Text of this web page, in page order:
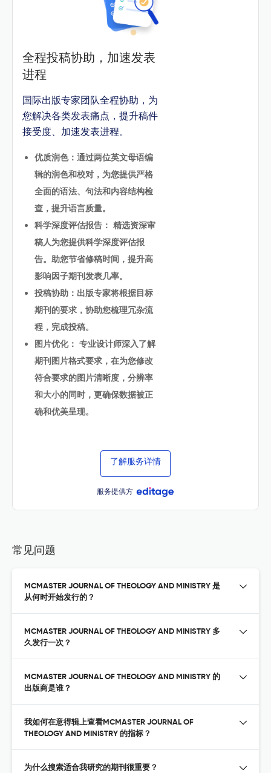
全程投稿协助，加速发表
进程
国际出版专家团队全程协助，为
您解决各类发表痛点，提升稿件
接受度、加速发表进程。
优质润色：通过两位英文母语编
辑的润色和校对，为您提供严格
全面的语法、句法和内容结构检
查，提升语言质量。
科学深度评估报告： 精选资深审
稿人为您提供科学深度评估报
告。助您节省修稿时间，提升高
影响因子期刊发表几率。
投稿协助：出版专家将根据目标
期刊的要求，协助您梳理冗杂流
程，完成投稿。
图片优化： 专业设计师深入了解
期刊图片格式要求，在为您修改
符合要求的图片清晰度，分辨率
和大小的同时，更确保数据被正
确和优美呈现。
了解服务详情
服务提供方
常见问题
MCMASTER JOURNAL OF THEOLOGY AND MINISTRY 是
从何时开始发行的？
MCMASTER JOURNAL OF THEOLOGY AND MINISTRY 多
久发行一次？
MCMASTER JOURNAL OF THEOLOGY AND MINISTRY 的
出版商是谁？
我如何在意得辑上查看MCMASTER JOURNAL OF
THEOLOGY AND MINISTRY 的指标？
为什么搜索适合我研究的期刊很重要？